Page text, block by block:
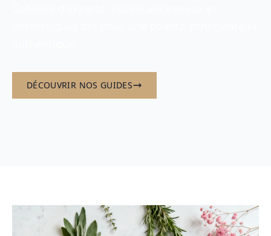
DÉCOUVRIR NOS GUIDES